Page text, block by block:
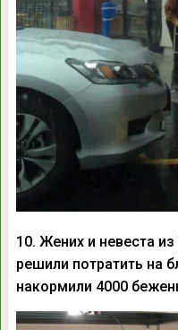
10. Жених и невеста
решили потратить на
накормили 4000